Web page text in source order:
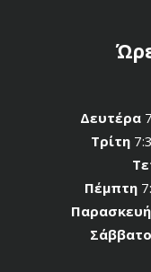
Δευτέρα
Τρίτη
Πέμπτη
Παρασκευή
Σάββατο